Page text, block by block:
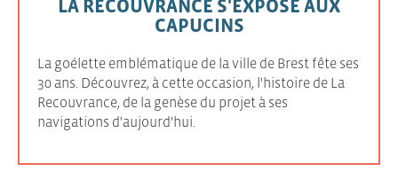
LA RECOUVRANCE S'EXPOSE AUX
CAPUCINS
La goélette emblématique de la ville de Brest fête ses
30 ans. Découvrez, à cette occasion, l'histoire de La
Recouvrance, de la genèse du projet à ses
navigations d'aujourd'hui.